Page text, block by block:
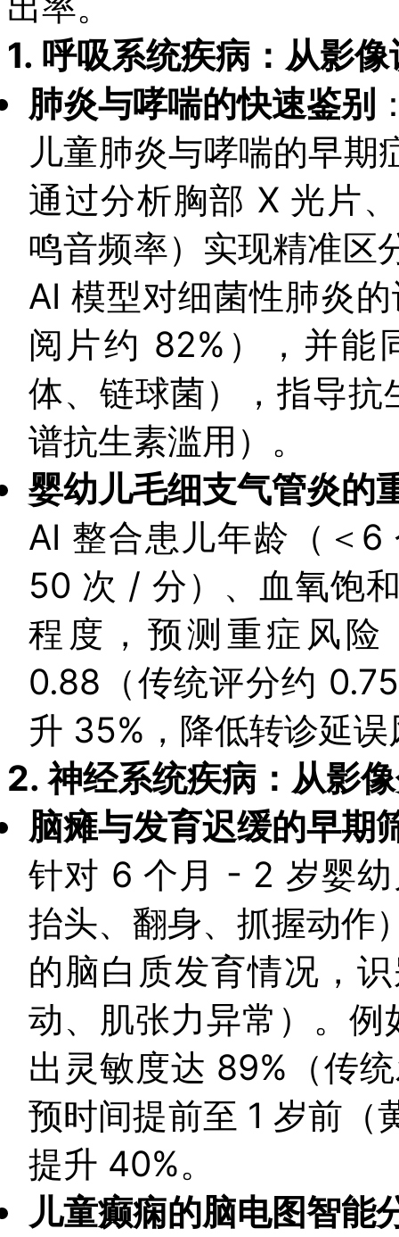
1. 呼吸系统疾病：从影
肺炎与哮喘的快速鉴别
儿童肺炎与哮喘的早期
通过分析胸部 X 光片
鸣音频率）实现精准区
AI 模型对细菌性肺炎
阅片约 82%），并能
体、链球菌），指导
谱抗生素滥用）。
婴幼儿毛细支气管炎的
AI 整合患儿年龄（＜
50 次 / 分）、血氧饱
程度，预测重症风险
0.88（传统评分约
升 35%，降低转诊延误
2.神经系统疾病：从影
脑瘫与发育迟缓的早期
针对 6 个月 - 2 岁婴
抬头、翻身、抓握动作
的脑白质发育情况，
动、肌张力异常）。
出灵敏度达 89%（传
预时间提前至 1 岁前（
提升 40%。
儿童癫痫的脑电图智能